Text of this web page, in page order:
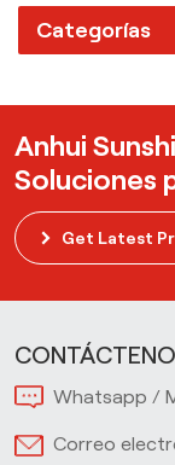
Categorías
Anhui
Soluciones
Get Latest
Whatsapp /
Correo